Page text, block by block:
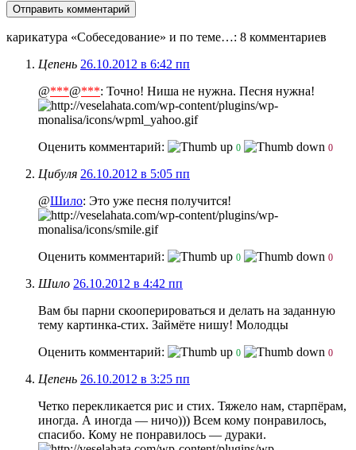
карикатура «Собеседование» и по теме…: 8 комментариев
Цепень 26.10.2012 в 6:42 пп
@***@***: Точно! Ниша не нужна. Песня нужна!
Оценить комментарий: 0 0
Цибуля 26.10.2012 в 5:05 пп
@Шило: Это уже песня получится!
Оценить комментарий: 0 0
Шило 26.10.2012 в 4:42 пп
Вам бы парни скооперироваться и делать на заданную
тему картинка-стих. Займёте нишу! Молодцы
Оценить комментарий:
0 0
Цепень 26.10.2012 в 3:25 пп
Четко перекликается рис и стих. Тяжело нам, старпёрам,
иногда. А иногда — ничо))) Всем кому понравилось,
спасибо. Кому не понравилось — дураки.